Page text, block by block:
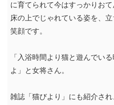
に育てられて今はすっかりおて
床の上でじゃれている姿を、
笑顔です。
「入浴時間より猫と遊んでい
よ」と女将さん。
雑誌「猫びより」にも紹介さ